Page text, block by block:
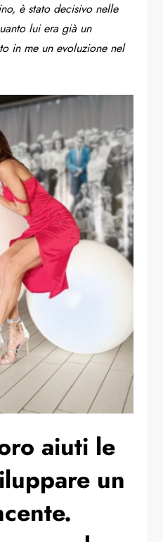
è stato decisivo nelle
lui era già un
in me un evoluzione nel
aiuti le
un